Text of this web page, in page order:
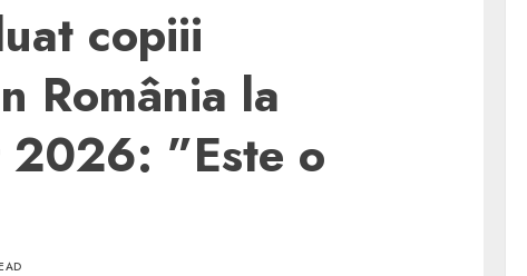
copiii
România la
2026: ”Este o